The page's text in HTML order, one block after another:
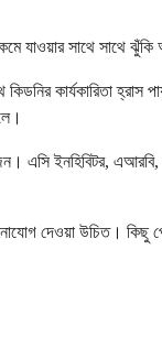
যাওয়ার সাথে সাথে
কিডনির কার্যকারিতা
ইনহিবিটর, এআরবি,
দেওয়া উচিত।